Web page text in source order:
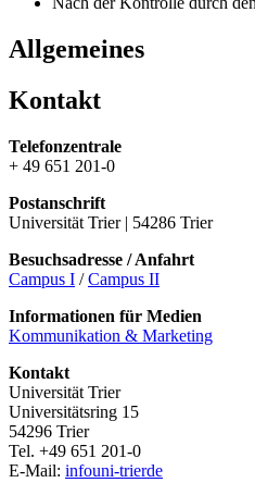
Allgemeines
Kontakt
Telefonzentrale
+ 49 651 201-0
Postanschrift
Universität Trier | 54286 Trier
Besuchsadresse / Anfahrt
Campus I /Campus II
Informationen für Medien
Kommunikation & Marketing
Kontakt
Universität Trier
Universitätsring 15
54296 Trier
Tel. +49 651 201-0
E-Mail: infouni-trierde